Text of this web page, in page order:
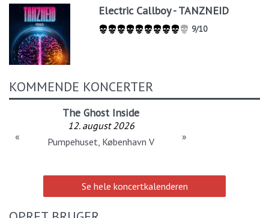
Electric Callboy - TANZNEID
9/10
KOMMENDE KONCERTER
The Ghost Inside
12. august 2026
Pumpehuset, København V
« »
Se hele koncertkalenderen